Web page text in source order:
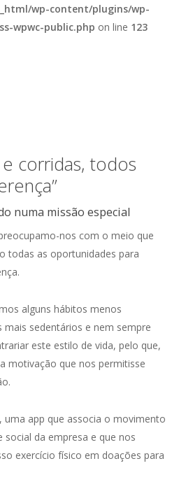
wp-content/plugins/wp-
wpwc-public.php on line 123
e corridas, todos
numa missão especial
nos com o meio que
todas as oportunidades para
alguns hábitos menos
sedentários e nem sempre
este estilo de vida, pelo que,
motivação que nos permitisse
uma app que associa o movimento
social da empresa e que nos
exercício físico em doações para